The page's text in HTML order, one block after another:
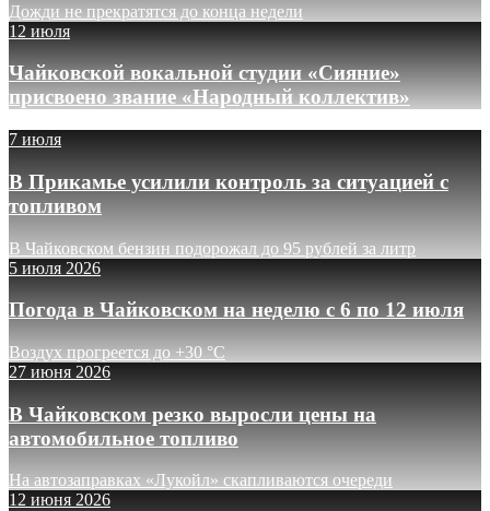
Дожди не прекратятся до конца недели
12 июля
Чайковской вокальной студии «Сияние»
присвоено звание «Народный коллектив»
7 июля
В Прикамье усилили контроль за ситуацией с
топливом
В Чайковском бензин подорожал до 95 рублей за литр
5 июля 2026
Погода в Чайковском на неделю с 6 по 12 июля
Воздух прогреется до +30 °C
27 июня 2026
В Чайковском резко выросли цены на
автомобильное топливо
На автозаправках «Лукойл» скапливаются очереди
12 июня 2026